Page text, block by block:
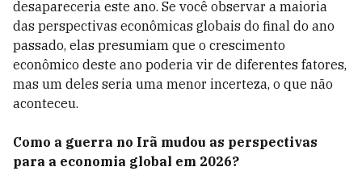
desapareceria este ano. Se você observar a maioria
das perspectivas econômicas globais do final do ano
passado, elas presumiam que o crescimento
econômico deste ano poderia vir de diferentes fatores,
mas um deles seria uma menor incerteza, o que não
aconteceu.
Como a guerra no Irã mudou as perspectivas
para a economia global em 2026?